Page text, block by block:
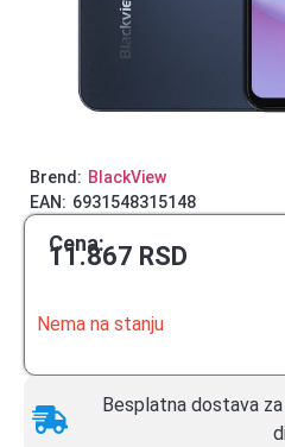
Brend: BlackView
EAN: 6931548315148
Cena:
11.867 RSD
Nema na stanju
Besplatna dostava